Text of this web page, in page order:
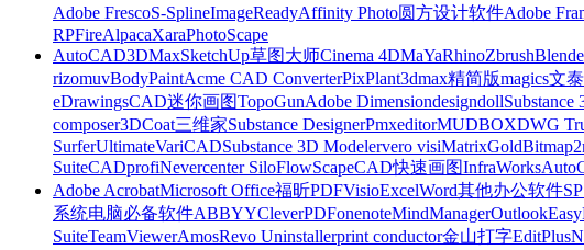
Adobe FrescoS-SplineImageReadyAffinity Photo圆方设计软件Adobe
RPFireAlpacaXaraPhotoScape
AutoCAD3DMaxSketchUp草图大师Cinema 4DMaYaRhinoZbrush
rizomuvBodyPaintAcme CAD ConverterPixPlant3dmax精简版magics文
eDrawingsCAD迷你画图TopoGunAdobe DimensiondesigndollSubstance
composer3DCoat三维家Substance DesignerPmxeditorMUDBOXDWG
SurferUltimateVariCADSubstance 3D Modelervero visiMatrixGold
SuiteCADprofiNevercenter SiloFlowScapeCAD快速画图InfraWorks
Adobe AcrobatMicrosoft Office福昕PDFVisioExcelWord其他办公软件
系统电脑必备软件ABBYYCleverPDFonenoteMindManagerOutlook
SuiteTeamViewerAmosRevo Uninstallerprint conductor金山打字EditPlus